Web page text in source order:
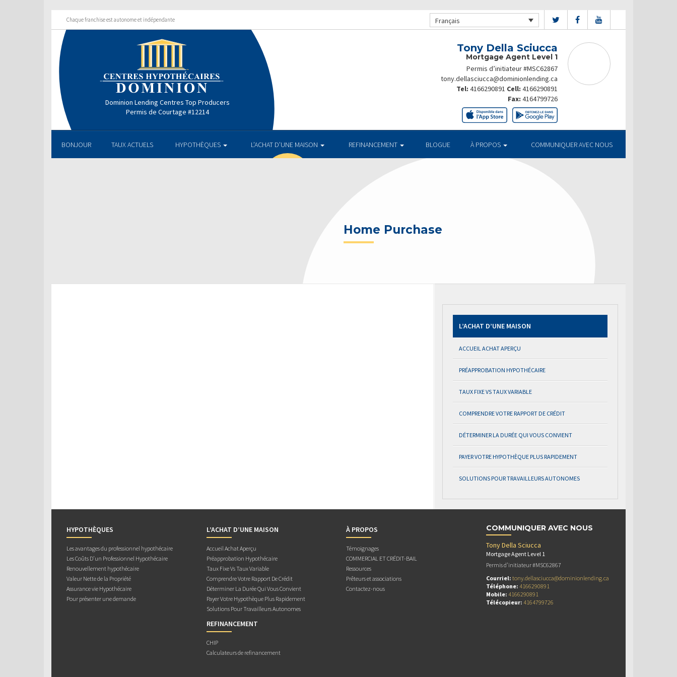
Chaque franchise est autonome et indépendante Français
Dominion Lending Centres Top Producers
Permis de Courtage #12214
Tony Della Sciucca
Mortgage Agent Level 1
Permis d’initiateur #MSC62867
tony.dellasciucca@dominionlending.ca
Tel: 4166290891 Cell: 4166290891
Fax: 4164799726
BONJOUR TAUX ACTUELS HYPOTHÈQUES L’ACHAT D’UNE MAISON REFINANCEMENT BLOGUE À PROPOS COMMUNIQUER AVEC NOUS
Home Purchase
L’ACHAT D’UNE MAISON
ACCUEIL ACHAT APERÇU
PRÉAPPROBATION HYPOTHÉCAIRE
TAUX FIXE VS TAUX VARIABLE
COMPRENDRE VOTRE RAPPORT DE CRÉDIT
DÉTERMINER LA DURÉE QUI VOUS CONVIENT
PAYER VOTRE HYPOTHÈQUE PLUS RAPIDEMENT
SOLUTIONS POUR TRAVAILLEURS AUTONOMES
HYPOTHÈQUES
Les avantages du professionnel hypothécaire
Les Coûts D’un Professionnel Hypothécaire
Renouvellement hypothécaire
Valeur Nette de la Propriété
Assurance vie Hypothécaire
Pour présenter une demande
L’ACHAT D’UNE MAISON
Accueil Achat Aperçu
Préapprobation Hypothécaire
Taux Fixe Vs Taux Variable
Comprendre Votre Rapport De Crédit
Déterminer La Durée Qui Vous Convient
Payer Votre Hypothèque Plus Rapidement
Solutions Pour Travailleurs Autonomes
REFINANCEMENT
CHIP
Calculateurs de refinancement
À PROPOS
Témoignages
COMMERCIAL ET CRÉDIT-BAIL
Ressources
Prêteurs et associations
Contactez-nous
COMMUNIQUER AVEC NOUS
Tony Della Sciucca
Mortgage Agent Level 1
Permis d’initiateur #MSC62867
Courriel: tony.dellasciucca@dominionlending.ca
Téléphone: 4166290891
Mobile: 4166290891
Télécopieur: 4164799726